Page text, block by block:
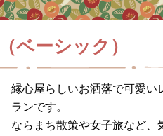
（ベーシック）
縁心屋らしいお洒落で可愛い
ランです。
ならまち散策や女子旅など、